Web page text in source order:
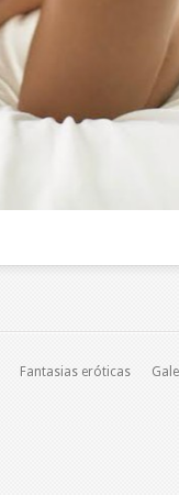
Fantasias eróticas